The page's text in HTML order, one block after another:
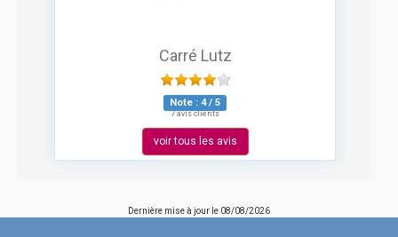
Carré Lutz
Note : 4/ 5
7 avis clients
voir tous les avis
Dernière mise à jour le 08/08/2026